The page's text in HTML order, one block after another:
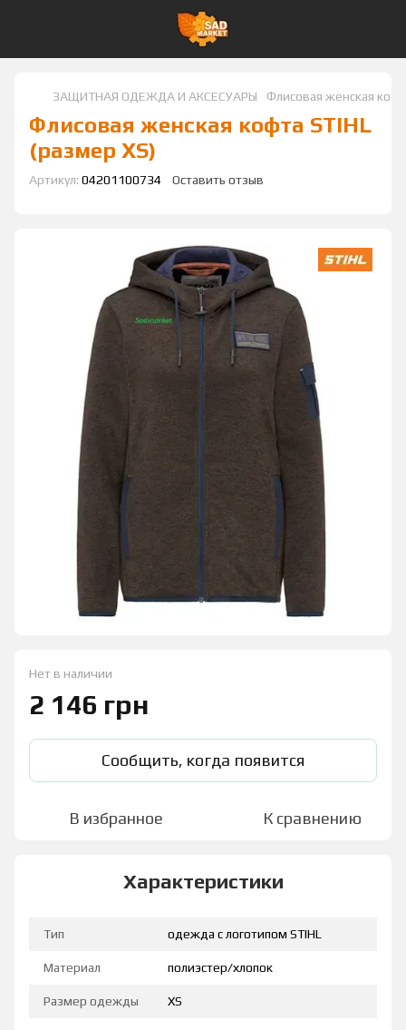
ЗАЩИТНАЯ ОДЕЖДА И АКСЕСУАРЫ Флисовая женская
Флисовая женская кофта STIHL
(размер XS)
Артикул: 04201100734 Оставить отзыв
Нет в наличии
2 146 грн
Сообщить, когда появится
В избранное К сравнению
Характеристики
Тип одежда с логотипом STIHL
Материал полиэстер/хлопок
Размер одежды XS